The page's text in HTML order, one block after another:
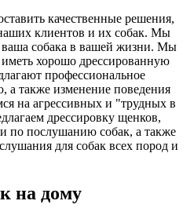
качественные решения,
клиентов и их собак. Мы
ваша собака в вашей жизни. Мы
хорошо дрессированную
профессиональное
а также изменение поведения
на агрессивных и "трудных в
дрессировку щенков,
по послушанию собак, а также
для собак всех пород и
на дому